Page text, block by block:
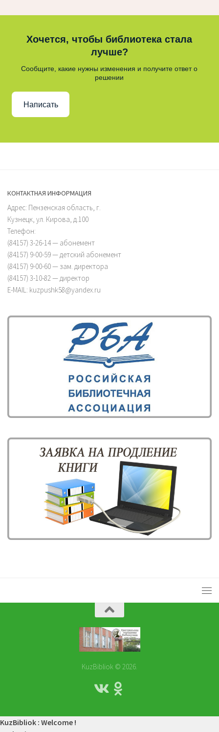
Хочется, чтобы библиотека стала
лучше?
Сообщите, какие нужны изменения и получите ответ о
решении
Написать
КОНТАКТНАЯ ИНФОРМАЦИЯ
Адрес: Пензенская область, г.
Кузнецк, ул. Кирова, д.100
Телефон:
(84157) 3-26-14 — абонемент
(84157) 9-00-59 — детский абонемент
(84157) 9-00-60 — зам. директора
(84157) 3-10-82 — директор
E-MAIL: kuzpushk58@yandex.ru
KuzBibliok © 2026.
KuzBibliok : Welcome !